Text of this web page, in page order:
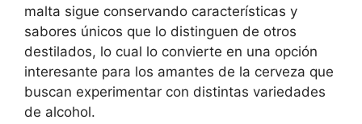
malta sigue conservando características y
sabores únicos que lo distinguen de otros
destilados, lo cual lo convierte en una opción
interesante para los amantes de la cerveza que
buscan experimentar con distintas variedades
de alcohol.